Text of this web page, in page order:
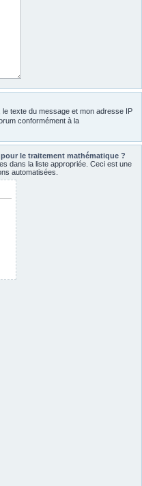
le texte du message et mon adresse IP
conformément à la
le traitement mathématique ?
dans la liste appropriée. Ceci est une
automatisées.